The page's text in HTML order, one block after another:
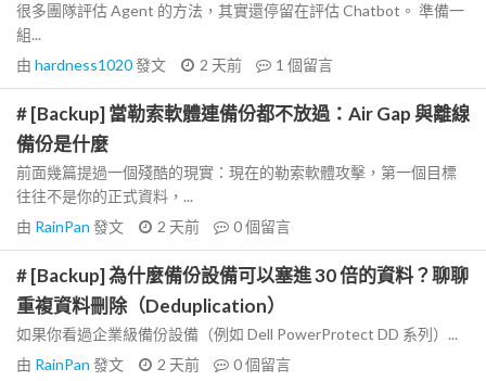
很多團隊評估 Agent 的方法，其實還停留在評估 Chatbot。 準備一
組...
由 hardness1020發文 2 天前 1 個留言
# [Backup] 當勒索軟體連備份都不放過：Air Gap 與離線
備份是什麼
前面幾篇提過一個殘酷的現實：現在的勒索軟體攻擊，第一個目標
往往不是你的正式資料，...
由 RainPan 發文 2 天前 0個留言
# [Backup] 為什麼備份設備可以塞進 30 倍的資料？聊聊
重複資料刪除（Deduplication）
如果你看過企業級備份設備（例如 Dell PowerProtect DD 系列）...
由 RainPan 發文 2 天前 0個留言